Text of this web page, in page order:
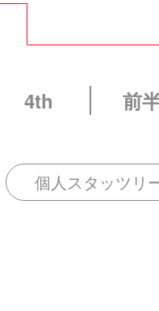
4th 前
個人スタッツリ